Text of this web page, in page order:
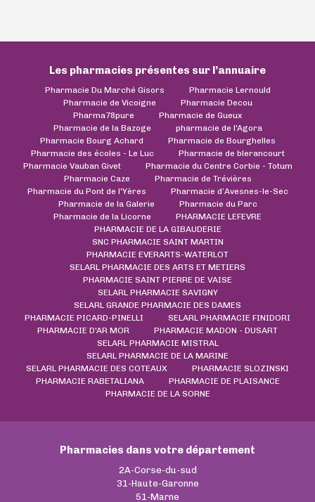
Les pharmacies présentes sur l’annuaire
Pharmacie Du Marché Gisors
Pharmacie Lernould
Pharmacie de Vicoigne
Pharmacie Decou
Pharma78pure
Pharmacie de Gueux
Pharmacie de la Bazoge
pharmacie de l'Agora
Pharmacie Bourg Achard
Pharmacie de Bourghelles
Pharmacie des écoles - Le Luc
Pharmacie de blerancourt
Pharmacie Vauban Givet
Pharmacie du Centre Corbie - Totum
Pharmacie Caze
Pharmacie de Trévières
Pharmacie du Pont de l'Yères
Pharmacie d’Avesnes-le-Sec
Pharmacie de la Galerie
Pharmacie du Parc
Pharmacie de la Licorne
PHARMACIE LEFEVRE
PHARMACIE DE LA GIBAUDERIE
SNC PHARMACIE SAINT MARTIN
PHARMACIE EVERARTS-WATERLOT
SELARL PHARMACIE DES ARTS ET METIERS
PHARMACIE SAINT PIERRE DE VAISE
SELARL PHARMACIE SAVIGNY
SELARL GRANDE PHARMACIE DES DAMES
PHARMACIE PICARD-PINELLI
SELARL PHARMACIE FINIDORI
PHARMACIE D'AR MOR
PHARMACIE MADON - DUSART
SELARL PHARMACIE MISTRAL
SELARL PHARMACIE DE LA MARINE
SELARL PHARMACIE DES COTEAUX
PHARMACIE SLOZINSKI
PHARMACIE RABETALIANA
PHARMACIE DE PLAISANCE
PHARMACIE DE LA SORNE
Pharmacies dans votre département
2A-Corse-du-sud
31-Haute-Garonne
51-Marne